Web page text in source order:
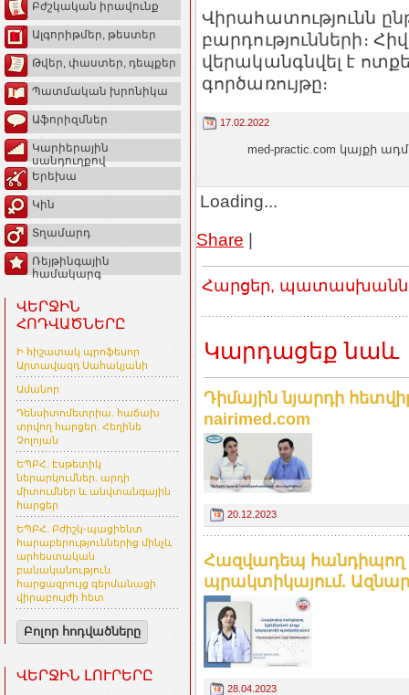
Բժշկական իրավունք
Ալգորիթմեր, թեստեր
Թվեր, փաստեր, դեպքեր
Պատմական խրոնիկա
Աֆորիզմներ
Կարիերային
սանդուղքով
Երեխա
Կին
Տղամարդ
Ռեյթինգային
համակարգ
ՎԵՐՋԻՆ
ՀՈԴՎԱԾՆԵՐԸ
Ի հիշատակ պրոֆեսոր
Արտավազդ Սահակյանի
Ամանոր
Դենսիտոմետրիա. հաճախ
տրվող հարցեր. Հեղինե
Չոլոյան
ԵՊԲՀ. Էսթետիկ
ներարկումներ. արդի
միտումներ և անվտանգային
հարցեր
ԵՊԲՀ. Բժիշկ-պացիենտ
հարաբերություններից մինչև
արհեստական
բանականություն.
հարցազրույց գերմանացի
վիրաբույժի հետ
Բոլոր հոդվածները
ՎԵՐՋԻՆ ԼՈՒՐԵՐԸ
Վիրահատությունն
բարդությունների։
վերականգնվել է
գործառույթը։
17.02.2022
med-practic.com կայքի
Loading...
Share |
Հարցեր,
Կարդացեք նաև
Դիմային նյարդի
nairimed.com
20.12.2023
Հազվադեպ հանդիպող
պրակտիկայում. Ազնար
28.04.2023